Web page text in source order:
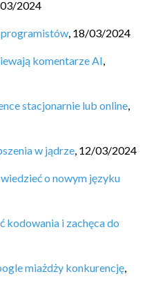
2024
programistów, 18/03/2024
komentarze AI,
stacjonarnie lub online,
w jądrze, 12/03/2024
o nowym języku
kodowania i zachęca do
miażdży konkurencję,